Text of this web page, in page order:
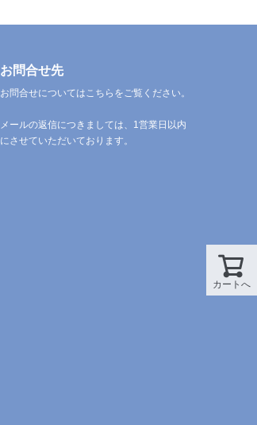
カートへ
お問合せ先
お問合せについてはこちらをご覧ください。
メールの返信につきましては、1営業日以内
にさせていただいております。